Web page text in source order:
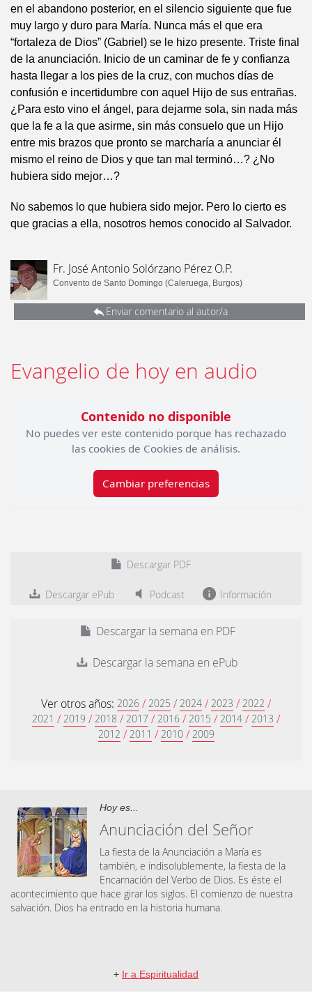
en el abandono posterior, en el silencio siguiente que fue
muy largo y duro para María. Nunca más el que era
“fortaleza de Dios” (Gabriel) se le hizo presente. Triste final
de la anunciación. Inicio de un caminar de fe y confianza
hasta llegar a los pies de la cruz, con muchos días de
confusión e incertidumbre con aquel Hijo de sus entrañas.
¿Para esto vino el ángel, para dejarme sola, sin nada más
que la fe a la que asirme, sin más consuelo que un Hijo
entre mis brazos que pronto se marcharía a anunciar él
mismo el reino de Dios y que tan mal terminó…? ¿No
hubiera sido mejor…?
No sabemos lo que hubiera sido mejor. Pero lo cierto es
que gracias a ella, nosotros hemos conocido al Salvador.
Fr. José Antonio Solórzano Pérez O.P.
Convento de Santo Domingo (Caleruega, Burgos)
Enviar comentario al autor/a
Evangelio de hoy en audio
Contenido no disponible
No puedes ver este contenido porque has rechazado
las cookies de Cookies de análisis.
Cambiar preferencias
Descargar PDF
Descargar ePub Podcast Información
Descargar la semana en PDF
Descargar la semana en ePub
Ver otros años: 2026 / 2025 / 2024 / 2023 / 2022 /
2021 / 2019 / 2018 / 2017 / 2016 / 2015 / 2014 / 2013 /
2012 / 2011 / 2010 / 2009
Hoy es...
Anunciación del Señor
La fiesta de la Anunciación a María es
también, e indisolublemente, la fiesta de la
Encarnación del Verbo de Dios. Es éste el
acontecimiento que hace girar los siglos. El comienzo de nuestra
salvación. Dios ha entrado en la historia humana.
+ Ir a Espiritualidad